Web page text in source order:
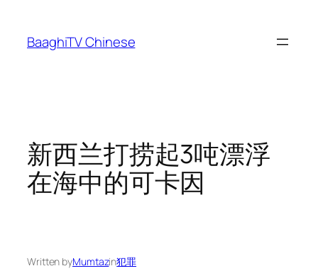
content
BaaghiTV Chinese
新西兰打捞起3吨漂浮
在海中的可卡因
Written byMumtazin犯罪